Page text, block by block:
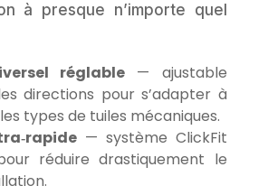
à presque n’importe quel
réglable— ajustable
directions pour s’adapter à
types de tuiles mécaniques.
— système ClickFit
réduire drastiquement le